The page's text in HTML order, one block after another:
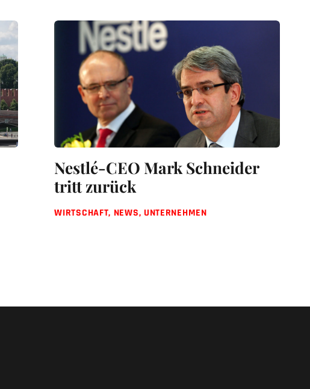
Nestlé-CEO Mark Schneider
tritt zurück
WIRTSCHAFT, NEWS, UNTERNEHMEN